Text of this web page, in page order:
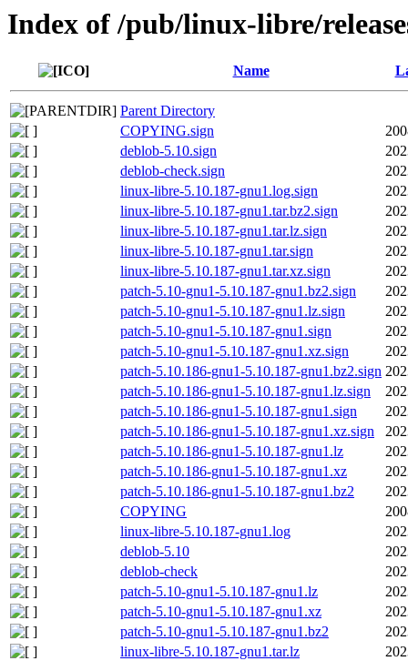
Index of /pub/linux-libre/
Name
Parent Directory
COPYING.sign
deblob-5.10.sign
deblob-check.sign
linux-libre-5.10.187-gnu1.log.sign
linux-libre-5.10.187-gnu1.tar.bz2.sign
linux-libre-5.10.187-gnu1.tar.lz.sign
linux-libre-5.10.187-gnu1.tar.sign
linux-libre-5.10.187-gnu1.tar.xz.sign
patch-5.10-gnu1-5.10.187-gnu1.bz2.sign
patch-5.10-gnu1-5.10.187-gnu1.lz.sign
patch-5.10-gnu1-5.10.187-gnu1.sign
patch-5.10-gnu1-5.10.187-gnu1.xz.sign
patch-5.10.186-gnu1-5.10.187-gnu1.bz2.sign
patch-5.10.186-gnu1-5.10.187-gnu1.lz.sign
patch-5.10.186-gnu1-5.10.187-gnu1.sign
patch-5.10.186-gnu1-5.10.187-gnu1.xz.sign
patch-5.10.186-gnu1-5.10.187-gnu1.lz
patch-5.10.186-gnu1-5.10.187-gnu1.xz
patch-5.10.186-gnu1-5.10.187-gnu1.bz2
COPYING
linux-libre-5.10.187-gnu1.log
deblob-5.10
deblob-check
patch-5.10-gnu1-5.10.187-gnu1.lz
patch-5.10-gnu1-5.10.187-gnu1.xz
patch-5.10-gnu1-5.10.187-gnu1.bz2
linux-libre-5.10.187-gnu1.tar.lz